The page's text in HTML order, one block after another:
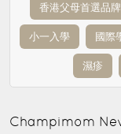
香港父母首選品牌
小一入學 國際
濕疹
Champimom